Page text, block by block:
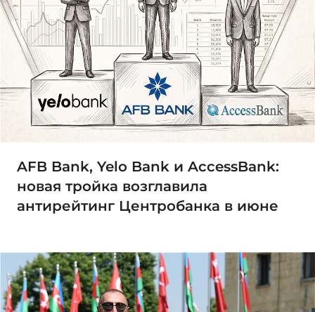
AFB Bank, Yelo Bank и AccessBank:
новая тройка возглавила
антирейтинг Центробанка в июне